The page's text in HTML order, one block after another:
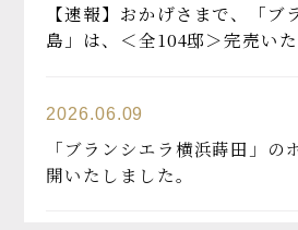
【速報】おかげさまで、「ブ
島」は、＜全104邸＞完売いた
2026.06.09
「ブランシエラ横浜蒔田」の
開いたしました。